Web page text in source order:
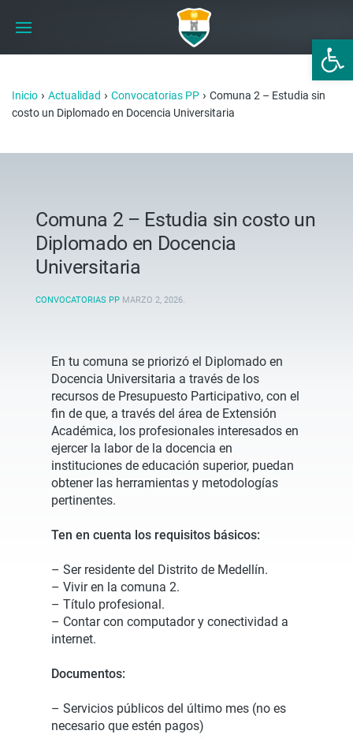
Abrir
Inicio › Actualidad › Convocatorias PP › Comuna 2 – Estudia sin
costo un Diplomado en Docencia Universitaria
Comuna 2 – Estudia sin costo un
Diplomado en Docencia
Universitaria
CONVOCATORIAS PP MARZO 2, 2026.
En tu comuna se priorizó el Diplomado en
Docencia Universitaria a través de los
recursos de Presupuesto Participativo, con el
fin de que, a través del área de Extensión
Académica, los profesionales interesados en
ejercer la labor de la docencia en
instituciones de educación superior, puedan
obtener las herramientas y metodologías
pertinentes.
Ten en cuenta los requisitos básicos:
– Ser residente del Distrito de Medellín.
– Vivir en la comuna 2.
– Título profesional.
– Contar con computador y conectividad a
internet.
Documentos:
– Servicios públicos del último mes (no es
necesario que estén pagos)